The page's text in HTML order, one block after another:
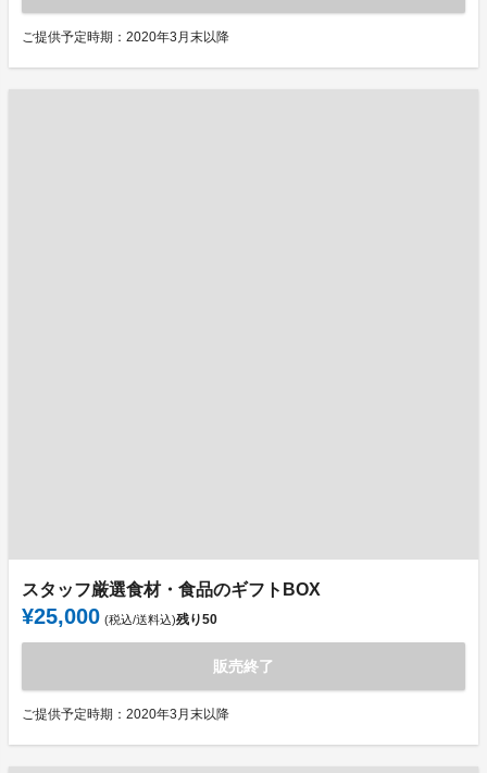
ご提供予定時期：2020年3月末以降
スタッフ厳選食材・食品のギフトBOX
¥25,000 (税込/送料込)残り50
販売終了
ご提供予定時期：2020年3月末以降